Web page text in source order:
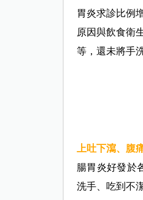
胃炎求診比例
原因與飲食衛
等，還未將手
上吐下瀉、腹
腸胃炎好發於
洗手、吃到不